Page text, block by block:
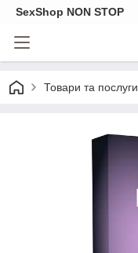
SexShop NON STOP
Товари та послуги